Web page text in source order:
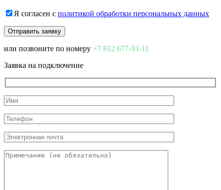
Я согласен с политикой обработки персональных данных
или позвоните по номеру +7 812 677-91-11
Заявка на подключение